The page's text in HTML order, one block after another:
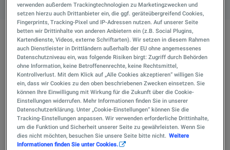
Lässt sich Solarstrom speichern?
Ja, über Batteriespeicher lässt sich der tagsüber
erzeugte Solarstrom für die Nutzung zu anderen Zeiten
speichern. Alternativ können Anlagen den
überschüssigen Strom ins öffentliche Netz einspeisen.
Für gewerbliche Anlagen ist die direkte Abnahme über
langfristige Stromlieferverträge (PPAs) außerdem eine
gängige Option, um den erzeugten Strom
planungssicher zu vermarkten.
verwenden außerdem Trackingtechnologien zu Marketingzwecken und
setzen hierzu auch Drittanbieter ein, die ggf. geräteübergreifend Cookies,
Fingerprints, Tracking-Pixel und IP-Adressen nutzen. Auf unserer Seite
betten wir Drittinhalte von anderen Anbietern ein (z.B. Social Plugins,
Kartendienste, Videos, externe Schriftarten). Wir setzen in diesem Rahmen
auch Dienstleister in Drittländern außerhalb der EU ohne angemessenes
Datenschutzniveau ein, was folgende Risiken birgt: Zugriff durch Behörden
ohne Information, keine Betroffenenrechte, keine Rechtsmittel,
Kontrollverlust. Mit dem Klick auf „Alle Cookies akzeptieren“ willigen Sie
ein, dass wir Cookies zu den oben beschriebenen Zwecken einsetzen. Sie
können Ihre Einwilligung mit Wirkung für die Zukunft über die Cookie-
Einstellungen widerrufen. Mehr Informationen finden Sie in unserer
Datenschutzerklärung. Unter „Cookie-Einstellungen“ können Sie die
Tracking-Einstellungen anpassen. Wir verwenden erforderliche Drittinhalte,
um die Funktion und Sicherheit unserer Seite zu gewährleisten. Wenn Sie
dies nicht möchten, besuchen Sie unsere Seite bitte nicht. Weitere
Informationen finden Sie unter Cookies.